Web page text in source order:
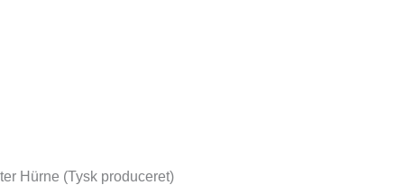
ter Hürne (Tysk produceret)